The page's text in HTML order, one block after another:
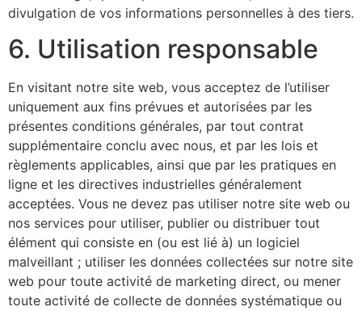
divulgation de vos informations personnelles à des tiers.
6. Utilisation responsable
En visitant notre site web, vous acceptez de l’utiliser
uniquement aux fins prévues et autorisées par les
présentes conditions générales, par tout contrat
supplémentaire conclu avec nous, et par les lois et
règlements applicables, ainsi que par les pratiques en
ligne et les directives industrielles généralement
acceptées. Vous ne devez pas utiliser notre site web ou
nos services pour utiliser, publier ou distribuer tout
élément qui consiste en (ou est lié à) un logiciel
malveillant ; utiliser les données collectées sur notre site
web pour toute activité de marketing direct, ou mener
toute activité de collecte de données systématique ou